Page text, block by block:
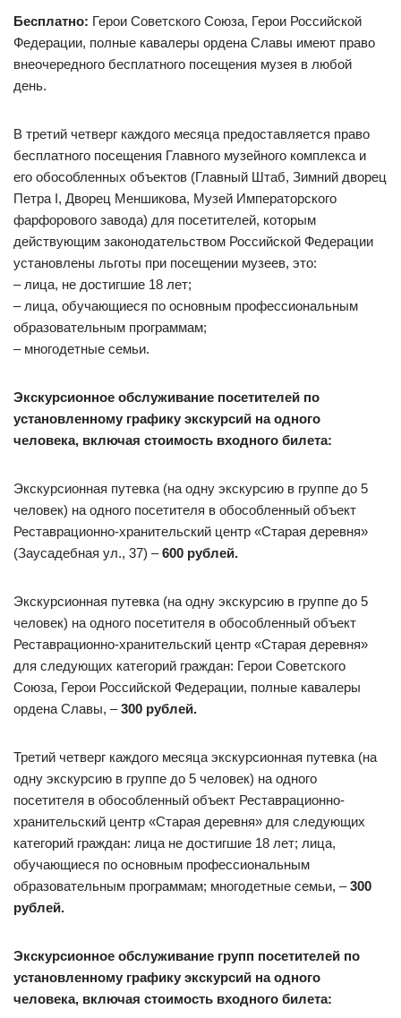
Бесплатно: Герои Советского Союза, Герои Российской
Федерации, полные кавалеры ордена Славы имеют право
внеочередного бесплатного посещения музея в любой
день.
В третий четверг каждого месяца предоставляется право
бесплатного посещения Главного музейного комплекса и
его обособленных объектов (Главный Штаб, Зимний дворец
Петра I, Дворец Меншикова, Музей Императорского
фарфорового завода) для посетителей, которым
действующим законодательством Российской Федерации
установлены льготы при посещении музеев, это:
– лица, не достигшие 18 лет;
– лица, обучающиеся по основным профессиональным
образовательным программам;
– многодетные семьи.
Экскурсионное обслуживание посетителей по
установленному графику экскурсий на одного
человека, включая стоимость входного билета:
Экскурсионная путевка (на одну экскурсию в группе до 5
человек) на одного посетителя в обособленный объект
Реставрационно-хранительский центр «Старая деревня»
(Заусадебная ул., 37) –600 рублей.
Экскурсионная путевка (на одну экскурсию в группе до 5
человек) на одного посетителя в обособленный объект
Реставрационно-хранительский центр «Старая деревня»
для следующих категорий граждан: Герои Советского
Союза, Герои Российской Федерации, полные кавалеры
ордена Славы, –300 рублей.
Третий четверг каждого месяца экскурсионная путевка (на
одну экскурсию в группе до 5 человек) на одного
посетителя в обособленный объект Реставрационно-
хранительский центр «Старая деревня» для следующих
категорий граждан: лица не достигшие 18 лет; лица,
обучающиеся по основным профессиональным
образовательным программам; многодетные семьи, –300
рублей.
Экскурсионное обслуживание групп посетителей по
установленному графику экскурсий на одного
человека, включая стоимость входного билета: